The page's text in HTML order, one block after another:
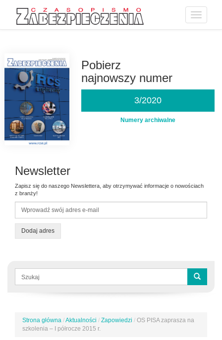
Toggle
Pobierz
najnowszy numer
3/2020
Numery archiwalne
Newsletter
Zapisz się do naszego Newslettera, aby otrzymywać informacje o nowościach
z branży!
Dodaj adres
Formularz
wyszukiwania
Jesteś
tutaj
Strona główna /Aktualności / Zapowiedzi / OS PISA zaprasza na
szkolenia – I półrocze 2015 r.